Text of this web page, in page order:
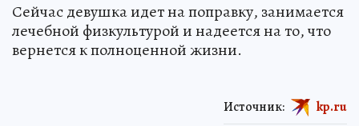
Сейчас девушка идет на поправку, занимается
лечебной физкультурой и надеется на то, что
вернется к полноценной жизни.
Источник: kp.ru